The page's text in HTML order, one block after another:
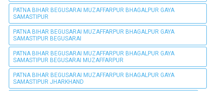
PATNA BIHAR BEGUSARAI MUZAFFARPUR BHAGALPUR GAYA
SAMASTIPUR
PATNA BIHAR BEGUSARAI MUZAFFARPUR BHAGALPUR GAYA
SAMASTIPUR BEGUSARAI
PATNA BIHAR BEGUSARAI MUZAFFARPUR BHAGALPUR GAYA
SAMASTIPUR BEGUSARAI MUZAFFARPUR
PATNA BIHAR BEGUSARAI MUZAFFARPUR BHAGALPUR GAYA
SAMASTIPUR JHARKHAND